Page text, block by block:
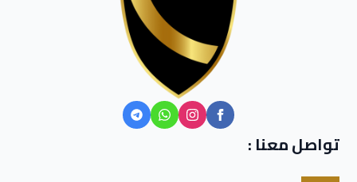
تواصل معنا :